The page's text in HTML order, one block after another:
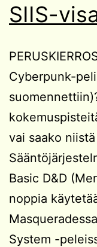
SIIS-
Cyberpunk-
vai saako
Basic D&D
noppia
System -